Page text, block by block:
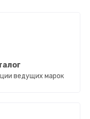
ведущих марок